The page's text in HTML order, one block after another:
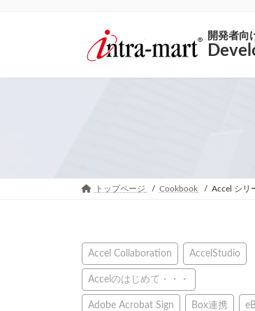
開発者向
トップページ Cookbook Accel シリ
Accel Collaboration AccelStudio
Accelのはじめて・・・
Adobe Acrobat Sign Box連携